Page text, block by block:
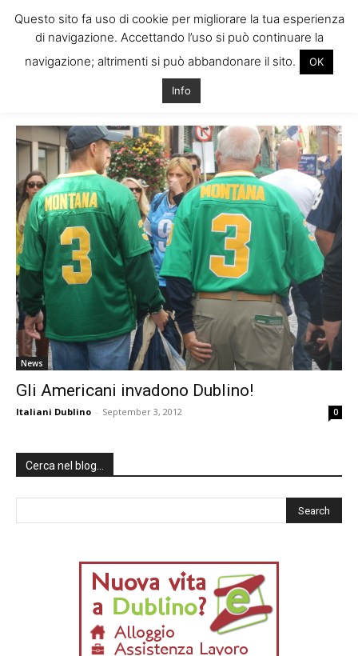
Tag: americani dublino
News
Gli Americani invadono Dublino!
Italiani Dublino - September 3, 2012 0
Cerca nel blog…
Questo sito fa uso di cookie per migliorare la tua esperienza
di navigazione. Accettando l’uso si può continuare la
navigazione; altrimenti si può abbandonare il sito.
OK
Info